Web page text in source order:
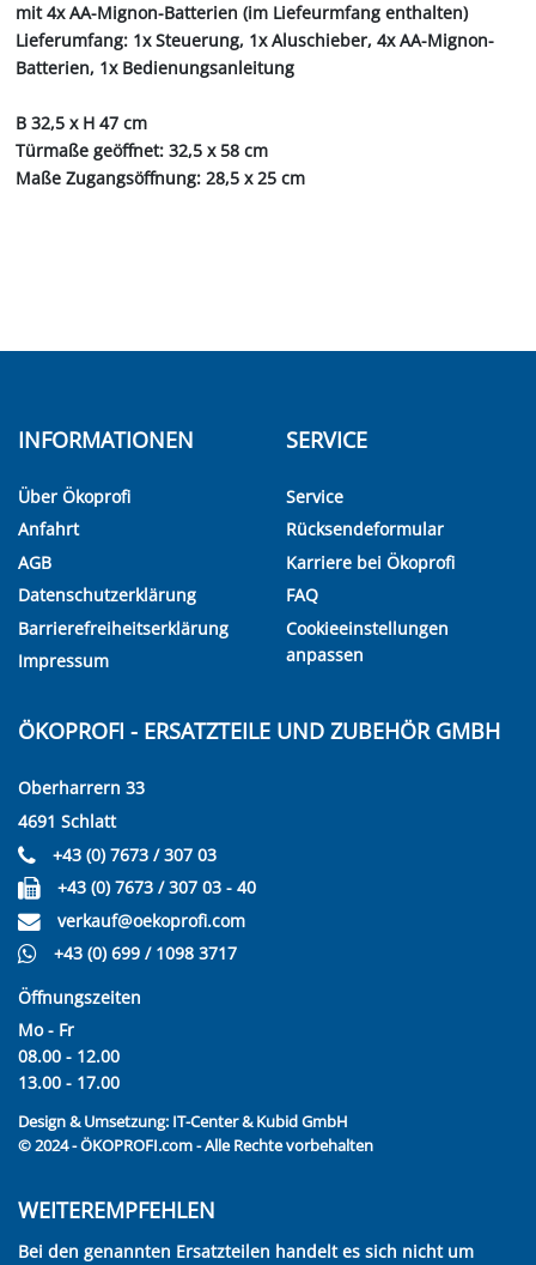
mit 4x AA-Mignon-Batterien (im Liefeurmfang enthalten)
Lieferumfang: 1x Steuerung, 1x Aluschieber, 4x AA-Mignon-
Batterien, 1x Bedienungsanleitung
B 32,5 x H 47 cm
Türmaße geöffnet: 32,5 x 58 cm
Maße Zugangsöffnung: 28,5 x 25 cm
INFORMATIONEN
Über Ökoprofi
Anfahrt
AGB
Datenschutzerklärung
Barrierefreiheitserklärung
Impressum
SERVICE
Service
Rücksendeformular
Karriere bei Ökoprofi
FAQ
Cookieeinstellungen
anpassen
ÖKOPROFI - ERSATZTEILE UND ZUBEHÖR GMBH
Oberharrern 33
4691 Schlatt
+43 (0) 7673 / 307 03
+43 (0) 7673 / 307 03 - 40
verkauf@oekoprofi.com
+43 (0) 699 / 1098 3717
Öffnungszeiten
Mo - Fr
08.00 - 12.00
13.00 - 17.00
Design & Umsetzung: IT-Center & Kubid GmbH
© 2024 - ÖKOPROFI.com - Alle Rechte vorbehalten
WEITEREMPFEHLEN
Bei den genannten Ersatzteilen handelt es sich nicht um